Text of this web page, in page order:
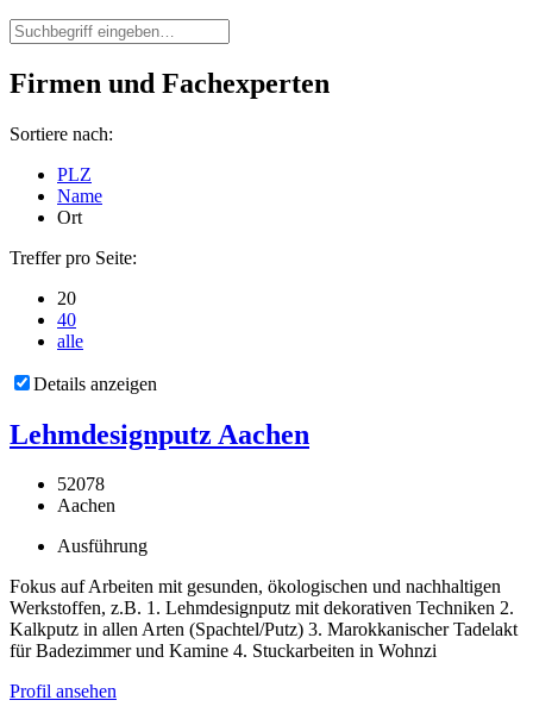
Firmen und Fachexperten
Sortiere nach:
PLZ
Name
Ort
Treffer pro Seite:
20
40
alle
Details anzeigen
Lehmdesignputz Aachen
52078
Aachen
Ausführung
Fokus auf Arbeiten mit gesunden, ökologischen und nachhaltigen
Werkstoffen, z.B. 1. Lehmdesignputz mit dekorativen Techniken 2.
Kalkputz in allen Arten (Spachtel/Putz) 3. Marokkanischer Tadelakt
für Badezimmer und Kamine 4. Stuckarbeiten in Wohnzi
Profil ansehen